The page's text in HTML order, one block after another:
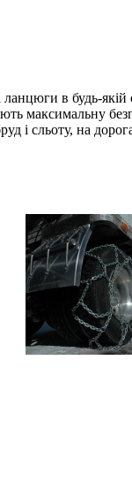
в будь-
максимальну
на